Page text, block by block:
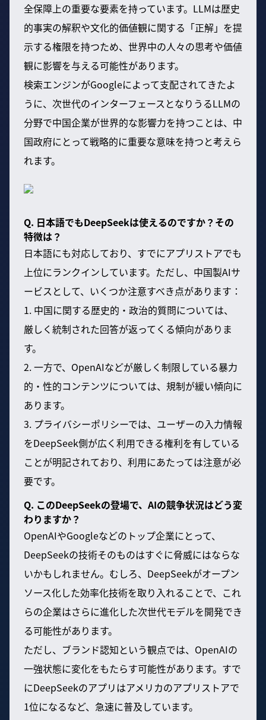
全保障上の重要な要素を持っています。LLMは歴史
的事実の解釈や文化的価値観に関する「正解」を提
示する権限を持つため、世界中の人々の思考や価値
観に影響を与える可能性があります。
検索エンジンがGoogleによって支配されてきたよ
うに、次世代のインターフェースとなりうるLLMの
分野で中国企業が世界的な影響力を持つことは、中
国政府にとって戦略的に重要な意味を持つと考えら
れます。
Q. 日本語でもDeepSeekは使えるのですか？その
特徴は？
日本語にも対応しており、すでにアプリストアでも
上位にランクインしています。ただし、中国製AIサ
ービスとして、いくつか注意すべき点があります：
1. 中国に関する歴史的・政治的質問については、
厳しく統制された回答が返ってくる傾向がありま
す。
2. 一方で、OpenAIなどが厳しく制限している暴力
的・性的コンテンツについては、規制が緩い傾向に
あります。
3. プライバシーポリシーでは、ユーザーの入力情報
をDeepSeek側が広く利用できる権利を有している
ことが明記されており、利用にあたっては注意が必
要です。
Q. このDeepSeekの登場で、AIの競争状況はどう変
わりますか？
OpenAIやGoogleなどのトップ企業にとって、
DeepSeekの技術そのものはすぐに脅威にはならな
いかもしれません。むしろ、DeepSeekがオープン
ソース化した効率化技術を取り入れることで、これ
らの企業はさらに進化した次世代モデルを開発でき
る可能性があります。
ただし、ブランド認知という観点では、OpenAIの
一強状態に変化をもたらす可能性があります。すで
にDeepSeekのアプリはアメリカのアプリストアで
1位になるなど、急速に普及しています。